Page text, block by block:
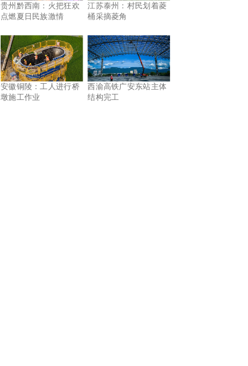
贵州黔西南：火把狂欢
点燃夏日民族激情
江苏泰州：村民划着菱
桶采摘菱角
安徽铜陵：工人进行桥
墩施工作业
西渝高铁广安东站主体
结构完工